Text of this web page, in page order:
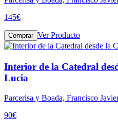
145€
Comprar Ver Producto
Interior de la Catedral
Lucia
Parcerisa y Boada, Francisco
90€